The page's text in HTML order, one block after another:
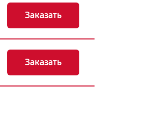
Заказать
Заказать